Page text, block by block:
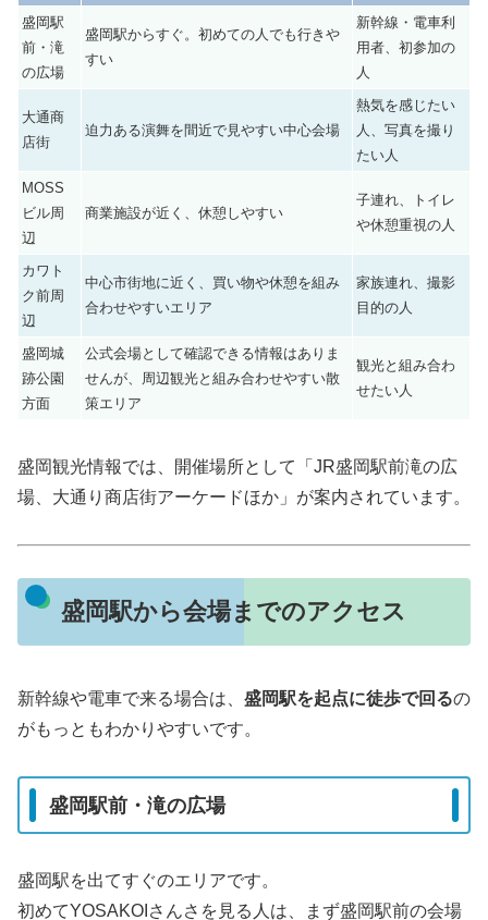
盛岡駅
前・滝
の広場
盛岡駅からすぐ。初めての人でも行きや
すい
新幹線・電車利
用者、初参加の
人
大通商
店街
迫力ある演舞を間近で見やすい中心会場
熱気を感じたい
人、写真を撮り
たい人
MOSS
ビル周
辺
商業施設が近く、休憩しやすい
子連れ、トイレ
や休憩重視の人
カワト
ク前周
辺
中心市街地に近く、買い物や休憩を組み
合わせやすいエリア
家族連れ、撮影
目的の人
盛岡城
跡公園
方面
公式会場として確認できる情報はありま
せんが、周辺観光と組み合わせやすい散
策エリア
観光と組み合わ
せたい人
盛岡観光情報では、開催場所として「JR盛岡駅前滝の広
場、大通り商店街アーケードほか」が案内されています。
盛岡駅から会場までのアクセス
新幹線や電車で来る場合は、 盛岡駅を起点に徒歩で回るの
がもっともわかりやすいです。
盛岡駅前・滝の広場
盛岡駅を出てすぐのエリアです。
初めてYOSAKOIさんさを見る人は、まず盛岡駅前の会場